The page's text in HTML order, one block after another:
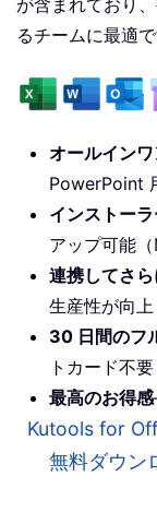
るチームに最適で
オールイン
PowerPoint
インストー
アップ可能（
連携してさ
生産性が向上
30 日間のフ
トカード不要
最高のお得感
Kutools for
無料ダウン